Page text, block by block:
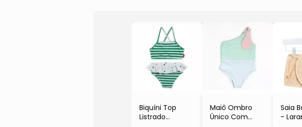
Biquíni Top
Listrado
Maiô Ombro
Único Com
Saia
-